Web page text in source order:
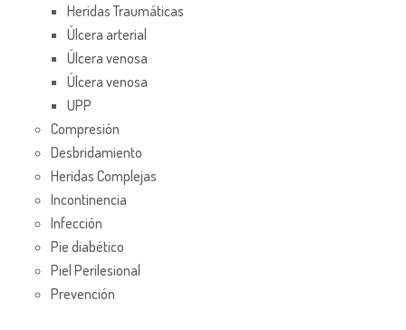
Heridas Traumáticas
Úlcera arterial
Úlcera venosa
Úlcera venosa
UPP
Compresión
Desbridamiento
Heridas Complejas
Incontinencia
Infección
Pie diabético
Piel Perilesional
Prevención